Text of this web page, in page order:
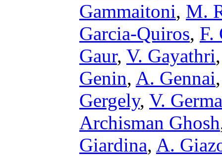
Gammaitoni, M.
Garcia-Quiros, F.
Gaur, V. Gayathri
Genin, A. Gennai
Gergely, V.
Archisman Ghosh
Giardina, A.